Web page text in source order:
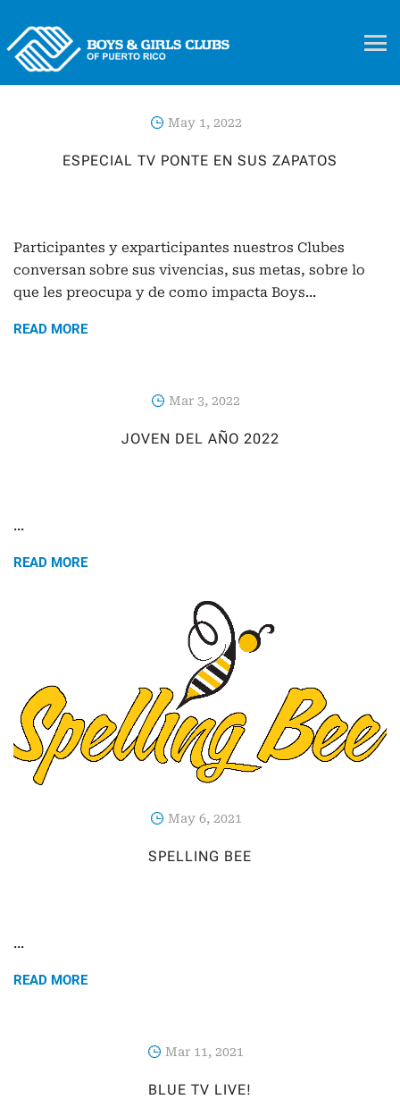
May 1, 2022
ESPECIAL TV PONTE EN SUS ZAPATOS
Participantes y exparticipantes nuestros Clubes
conversan sobre sus vivencias, sus metas, sobre lo
que les preocupa y de como impacta Boys...
READ MORE
Mar 3, 2022
JOVEN DEL AÑO 2022
...
READ MORE
May 6, 2021
SPELLING BEE
...
READ MORE
Mar 11, 2021
BLUE TV LIVE!